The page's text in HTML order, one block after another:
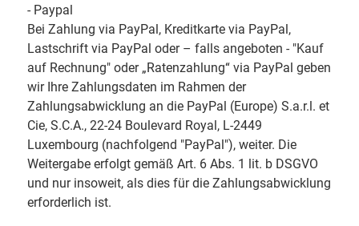
- Paypal
Bei Zahlung via PayPal, Kreditkarte via PayPal,
Lastschrift via PayPal oder – falls angeboten - "Kauf
auf Rechnung" oder „Ratenzahlung“ via PayPal geben
wir Ihre Zahlungsdaten im Rahmen der
Zahlungsabwicklung an die PayPal (Europe) S.a.r.l. et
Cie, S.C.A., 22-24 Boulevard Royal, L-2449
Luxembourg (nachfolgend "PayPal"), weiter. Die
Weitergabe erfolgt gemäß Art. 6 Abs. 1 lit. b DSGVO
und nur insoweit, als dies für die Zahlungsabwicklung
erforderlich ist.